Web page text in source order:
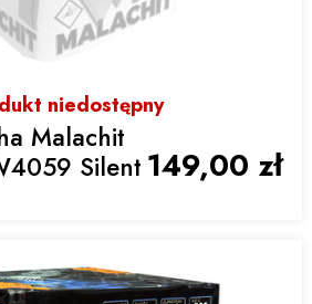
niedostępny
Malachit
Silent 149,00 zł